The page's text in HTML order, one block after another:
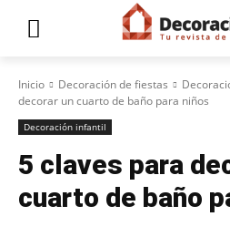
Inicio Decoración de fiestas
decorar un cuarto de baño para niños
Decoración infantil
5 claves para
cuarto de baño